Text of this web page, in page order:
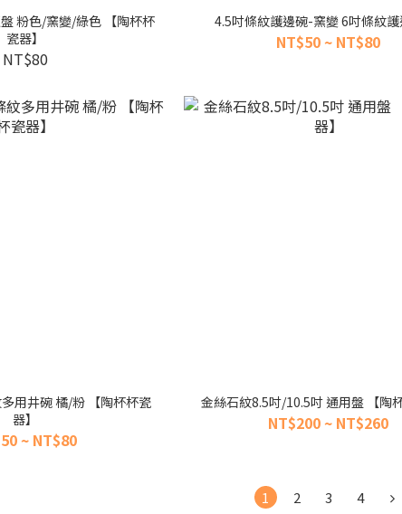
/窯變/綠色 【陶杯杯
瓷器】
NT$80
4.5吋條紋護邊碗-窯變 6吋條紋
NT$50 ~ NT$80
用井碗 橘/粉 【陶杯杯瓷
器】
~ NT$80
金絲石紋8.5吋/10.5吋 通用盤 【陶
NT$200 ~ NT$260
1 2 3 4